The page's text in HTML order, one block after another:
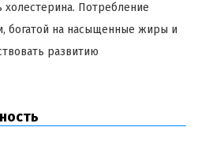
холестерина. Потребление
богатой на насыщенные жиры и
развитию